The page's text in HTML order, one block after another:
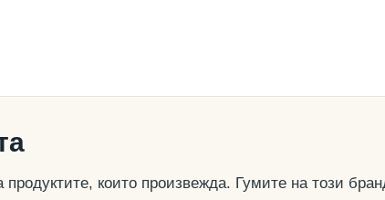
продуктите, които произвежда. Гумите на този